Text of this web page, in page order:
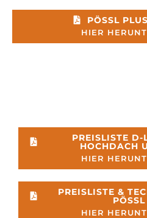
PÖSSL
HIER
PREISLISTE D-
HOCHDACH
HIER
PREISLISTE &
HIER